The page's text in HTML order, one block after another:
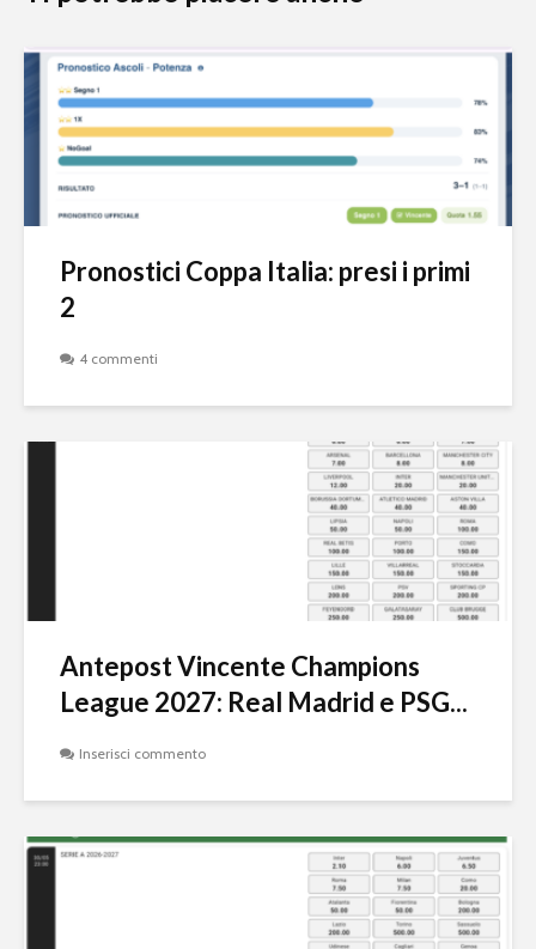
Pronostici Coppa Italia: presi i primi
2
4 commenti
Antepost Vincente Champions
League 2027: Real Madrid e PSG...
Inserisci commento